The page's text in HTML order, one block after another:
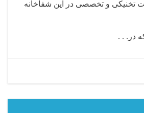
تخنیکی و تخصصی در این شفاخانه
در. . .